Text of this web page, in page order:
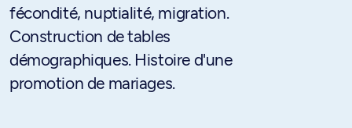
fécondité, nuptialité, migration.
Construction de tables
démographiques. Histoire d'une
promotion de mariages.